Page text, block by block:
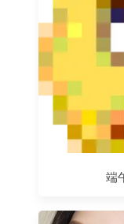
端